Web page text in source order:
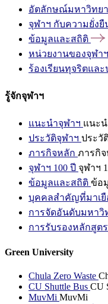
อัตลักษณ์มหาวิทย
จุฬาฯ กับความยั่งยื
ข้อมูลและสถิติ
หน่วยงานของจุฬาฯ
ร้องเรียนทุจริตแล
รู้จักจุฬาฯ
แนะนำจุฬาฯ แนะ
ประวัติจุฬาฯ ประวั
ภารกิจหลัก ภารกิ
จุฬาฯ 100 ปี จุฬาฯ
ข้อมูลและสถิติ ข้อ
บุคคลสำคัญที่มาเ
การจัดอันดับมหาวิ
การรับรองหลักสูตร
Green University
Chula Zero Waste
CU Shuttle Bus CU
MuvMi MuvMi